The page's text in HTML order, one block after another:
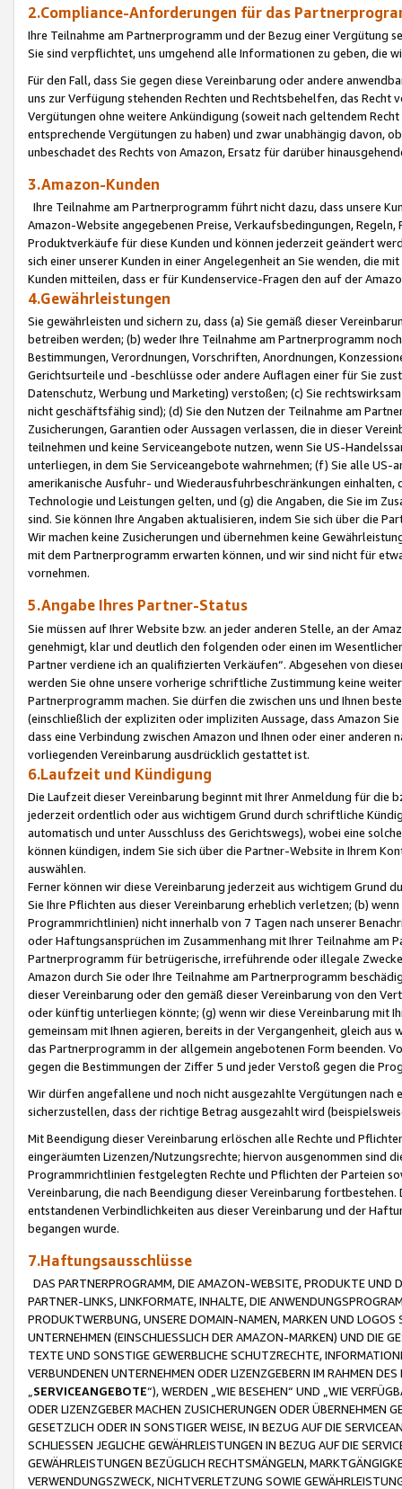
2.Compliance-Anforderungen für das
Ihre Teilnahme am Partnerprogramm und der Bezug einer Vergütung
Sie sind verpflichtet, uns umgehend alle Informationen zu geben, die
Für den Fall, dass Sie gegen diese Vereinbarung oder andere
uns zur Verfügung stehenden Rechten und Rechtsbehelfen, das
Vergütungen ohne weitere Ankündigung (soweit nach geltendem
entsprechende Vergütungen zu haben) und zwar unabhängig davon,
unbeschadet des Rechts von Amazon, Ersatz für darüber
3.Amazon-Kunden
Ihre Teilnahme am Partnerprogramm führt nicht dazu, dass unsere
Amazon-Website angegebenen Preise, Verkaufsbedingungen,
Produktverkäufe für diese Kunden und können jederzeit geändert
sich einer unserer Kunden in einer Angelegenheit an Sie wenden, die
Kunden mitteilen, dass er für Kundenservice-Fragen den auf der
4.Gewährleistungen
Sie gewährleisten und sichern zu, dass (a) Sie gemäß dieser
betreiben werden; (b) weder Ihre Teilnahme am Partnerprogramm
Bestimmungen, Verordnungen, Vorschriften, Anordnungen,
Gerichtsurteile und -beschlüsse oder andere Auflagen einer für Sie
Datenschutz, Werbung und Marketing) verstoßen; (c) Sie
nicht geschäftsfähig sind); (d) Sie den Nutzen der Teilnahme am
Zusicherungen, Garantien oder Aussagen verlassen, die in dieser
teilnehmen und keine Serviceangebote nutzen, wenn Sie US-
unterliegen, in dem Sie Serviceangebote wahrnehmen; (f) Sie alle
amerikanische Ausfuhr- und Wiederausfuhrbeschränkungen
Technologie und Leistungen gelten, und (g) die Angaben, die Sie im
sind. Sie können Ihre Angaben aktualisieren, indem Sie sich über die
Wir machen keine Zusicherungen und übernehmen keine
mit dem Partnerprogramm erwarten können, und wir sind nicht für
vornehmen.
5.Angabe Ihres Partner-Status
Sie müssen auf Ihrer Website bzw. an jeder anderen Stelle, an der
genehmigt, klar und deutlich den folgenden oder einen im
Partner verdiene ich an qualifizierten Verkäufen“. Abgesehen von
werden Sie ohne unsere vorherige schriftliche Zustimmung keine
Partnerprogramm machen. Sie dürfen die zwischen uns und Ihnen
(einschließlich der expliziten oder impliziten Aussage, dass Amazon
dass eine Verbindung zwischen Amazon und Ihnen oder einer
vorliegenden Vereinbarung ausdrücklich gestattet ist.
6.Laufzeit und Kündigung
Die Laufzeit dieser Vereinbarung beginnt mit Ihrer Anmeldung für die
jederzeit ordentlich oder aus wichtigem Grund durch schriftliche
automatisch und unter Ausschluss des Gerichtswegs), wobei eine
können kündigen, indem Sie sich über die Partner-Website in Ihrem
auswählen.
Ferner können wir diese Vereinbarung jederzeit aus wichtigem Grund
Sie Ihre Pflichten aus dieser Vereinbarung erheblich verletzen; (b)
Programmrichtlinien) nicht innerhalb von 7 Tagen nach unserer
oder Haftungsansprüchen im Zusammenhang mit Ihrer Teilnahme am
Partnerprogramm für betrügerische, irreführende oder illegale
Amazon durch Sie oder Ihre Teilnahme am Partnerprogramm
dieser Vereinbarung oder den gemäß dieser Vereinbarung von den
oder künftig unterliegen könnte; (g) wenn wir diese Vereinbarung mit
gemeinsam mit Ihnen agieren, bereits in der Vergangenheit, gleich
das Partnerprogramm in der allgemein angebotenen Form beenden.
gegen die Bestimmungen der Ziffer 5 und jeder Verstoß gegen die
Wir dürfen angefallene und noch nicht ausgezahlte Vergütungen
sicherzustellen, dass der richtige Betrag ausgezahlt wird
Mit Beendigung dieser Vereinbarung erlöschen alle Rechte und
eingeräumten Lizenzen/Nutzungsrechte; hiervon ausgenommen sind
Programmrichtlinien festgelegten Rechte und Pflichten der Parteien
Vereinbarung, die nach Beendigung dieser Vereinbarung
entstandenen Verbindlichkeiten aus dieser Vereinbarung und der
begangen wurde.
7.Haftungsausschlüsse
DAS PARTNERPROGRAMM, DIE AMAZON-WEBSITE, PRODUKTE UND
PARTNER-LINKS, LINKFORMATE, INHALTE, DIE
PRODUKTWERBUNG, UNSERE DOMAIN-NAMEN, MARKEN UND
UNTERNEHMEN (EINSCHLIESSLICH DER AMAZON-MARKEN) UND DIE
TEXTE UND SONSTIGE GEWERBLICHE SCHUTZRECHTE,
VERBUNDENEN UNTERNEHMEN ODER LIZENZGEBERN IM RAHMEN
SERVICEANGEBOTE“), WERDEN „WIE BESEHEN“ UND „WIE
ODER LIZENZGEBER MACHEN ZUSICHERUNGEN ODER ÜBERNEHMEN
GESETZLICH ODER IN SONSTIGER WEISE, IN BEZUG AUF DIE
SCHLIESSEN JEGLICHE GEWÄHRLEISTUNGEN IN BEZUG AUF DIE
GEWÄHRLEISTUNGEN BEZÜGLICH RECHTSMÄNGELN,
VERWENDUNGSZWECK, NICHTVERLETZUNG SOWIE